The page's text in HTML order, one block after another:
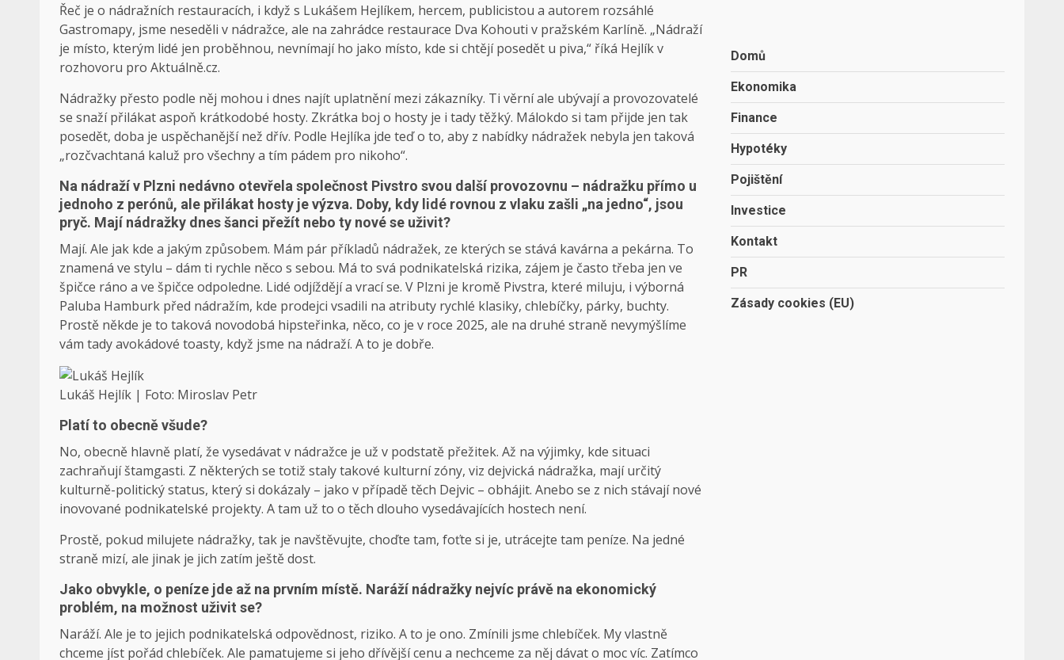
Řeč je o nádražních restauracích, i když s Lukášem Hejlíkem, hercem, publicistou a autorem rozsáhlé
Gastromapy, jsme neseděli v nádražce, ale na zahrádce restaurace Dva Kohouti v pražském Karlíně. „Nádraží
je místo, kterým lidé jen proběhnou, nevnímají ho jako místo, kde si chtějí posedět u piva,“ říká Hejlík v
rozhovoru pro Aktuálně.cz.
Nádražky přesto podle něj mohou i dnes najít uplatnění mezi zákazníky. Ti věrní ale ubývají a provozovatelé
se snaží přilákat aspoň krátkodobé hosty. Zkrátka boj o hosty je i tady těžký. Málokdo si tam přijde jen tak
posedět, doba je uspěchanější než dřív. Podle Hejlíka jde teď o to, aby z nabídky nádražek nebyla jen taková
„rozčvachtaná kaluž pro všechny a tím pádem pro nikoho“.
Na nádraží v Plzni nedávno otevřela společnost Pivstro svou další provozovnu – nádražku přímo u
jednoho z perónů, ale přilákat hosty je výzva. Doby, kdy lidé rovnou z vlaku zašli „na jedno“, jsou
pryč. Mají nádražky dnes šanci přežít nebo ty nové se uživit?
Mají. Ale jak kde a jakým způsobem. Mám pár příkladů nádražek, ze kterých se stává kavárna a pekárna. To
znamená ve stylu – dám ti rychle něco s sebou. Má to svá podnikatelská rizika, zájem je často třeba jen ve
špičce ráno a ve špičce odpoledne. Lidé odjíždějí a vrací se. V Plzni je kromě Pivstra, které miluju, i výborná
Paluba Hamburk před nádražím, kde prodejci vsadili na atributy rychlé klasiky, chlebíčky, párky, buchty.
Prostě někde je to taková novodobá hipsteřinka, něco, co je v roce 2025, ale na druhé straně nevymýšlíme
vám tady avokádové toasty, když jsme na nádraží. A to je dobře.
Lukáš Hejlík | Foto: Miroslav Petr
Platí to obecně všude?
No, obecně hlavně platí, že vysedávat v nádražce je už v podstatě přežitek. Až na výjimky, kde situaci
zachraňují štamgasti. Z některých se totiž staly takové kulturní zóny, viz dejvická nádražka, mají určitý
kulturně-politický status, který si dokázaly – jako v případě těch Dejvic – obhájit. Anebo se z nich stávají nové
inovované podnikatelské projekty. A tam už to o těch dlouho vysedávajících hostech není.
Prostě, pokud milujete nádražky, tak je navštěvujte, choďte tam, foťte si je, utrácejte tam peníze. Na jedné
straně mizí, ale jinak je jich zatím ještě dost.
Jako obvykle, o peníze jde až na prvním místě. Naráží nádražky nejvíc právě na ekonomický
problém, na možnost uživit se?
Naráží. Ale je to jejich podnikatelská odpovědnost, riziko. A to je ono. Zmínili jsme chlebíček. My vlastně
chceme jíst pořád chlebíček. Ale pamatujeme si jeho dřívější cenu a nechceme za něj dávat o moc víc. Zatímco
Domů
Ekonomika
Finance
Hypotéky
Pojištění
Investice
Kontakt
PR
Zásady cookies (EU)